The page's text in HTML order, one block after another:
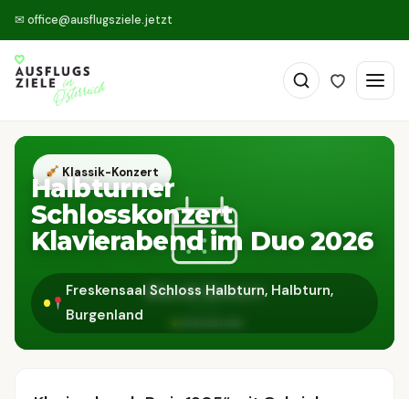
✉ office@ausflugsziele.jetzt
Klassik-Konzert
Halbturner
Schlosskonzert
Klavierabend im Duo 2026
Freskensaal Schloss Halbturn, Halbturn,
Burgenland